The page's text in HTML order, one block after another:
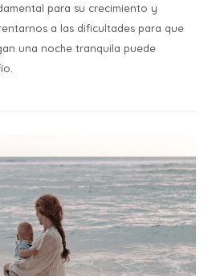
para su crecimiento y
a las dificultades para que
una noche tranquila puede